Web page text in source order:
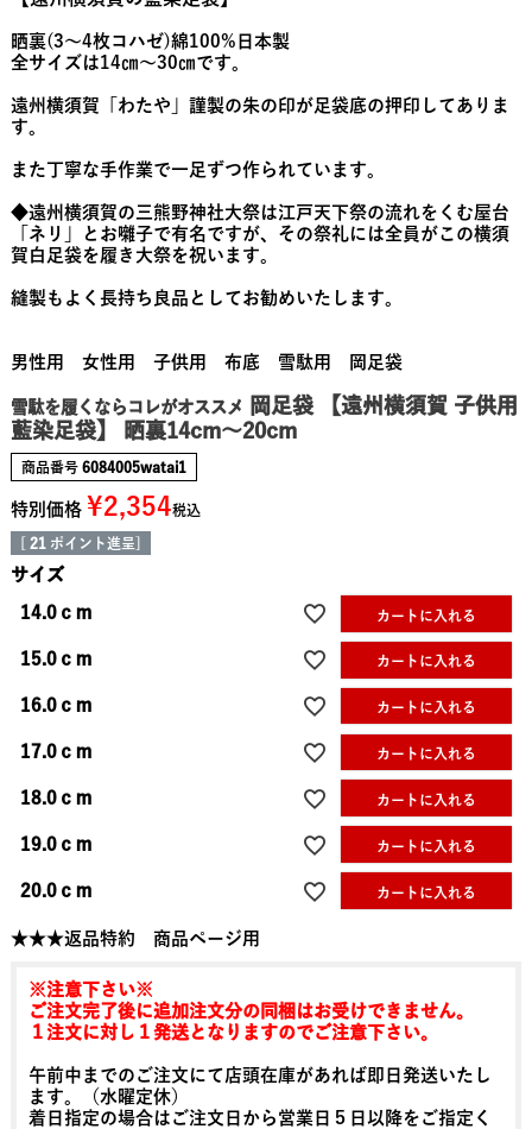
晒裏(3～4枚コハゼ)綿100%日本製
全サイズは14㎝～30㎝です。
遠州横須賀「わたや」謹製の朱の印が足袋底の押印してありま
す。
また丁寧な手作業で一足ずつ作られています。
◆遠州横須賀の三熊野神社大祭は江戸天下祭の流れをくむ屋台
「ネリ」とお囃子で有名ですが、その祭礼には全員がこの横須
賀白足袋を履き大祭を祝います。
縫製もよく長持ち良品としてお勧めいたします。
男性用 女性用 子供用 布底 雪駄用 岡足袋
雪駄を履くならコレがオススメ
岡足袋 【遠州横須賀 子供用
藍染足袋】 晒裏14cm～20cm
商品番号 6084005watai1
特別価格 ¥2,354税込
21 ポイント進呈]
サイズ
14.0ｃｍ カートに入れる
15.0ｃｍ カートに入れる
16.0ｃｍ カートに入れる
17.0ｃｍ カートに入れる
18.0ｃｍ カートに入れる
19.0ｃｍ カートに入れる
20.0ｃｍ カートに入れる
★★★返品特約 商品ページ用
※注意下さい※
ご注文完了後に追加注文分の同梱はお受けできません。
１注文に対し１発送となりますのでご注意下さい。
午前中までのご注文にて店頭在庫があれば即日発送いたし
ます。（水曜定休）
着日指定の場合はご注文日から営業日５日以降をご指定く